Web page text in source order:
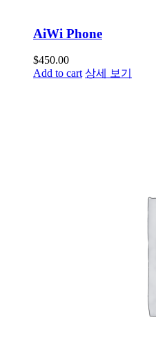
AiWi Phone
$450.00
Add to cart 상세 보기